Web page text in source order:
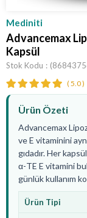
Mediniti
Advancemax
Kapsül
Stok Kodu
5.0
Ürün Özeti
Advancemax
ve E vitaminini
gıdadır. Her
α-TE E vitamini
günlük kullanım
Ürün Tipi